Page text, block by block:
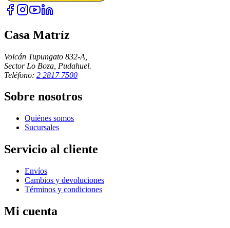
Casa Matríz
Volcán Tupungato 832-A,
Sector Lo Boza, Pudahuel.
Teléfono: 2 2817 7500
Sobre nosotros
Quiénes somos
Sucursales
Servicio al cliente
Envíos
Cambios y devoluciones
Términos y condiciones
Mi cuenta